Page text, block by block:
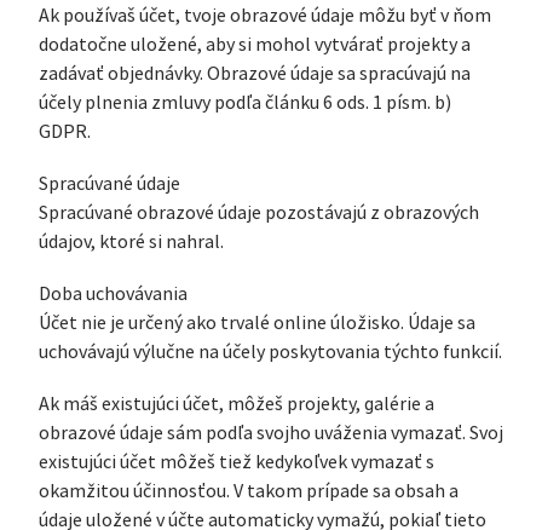
Ak používaš účet, tvoje obrazové údaje môžu byť v ňom
dodatočne uložené, aby si mohol vytvárať projekty a
zadávať objednávky. Obrazové údaje sa spracúvajú na
účely plnenia zmluvy podľa článku 6 ods. 1 písm. b)
GDPR.
Spracúvané údaje
Spracúvané obrazové údaje pozostávajú z obrazových
údajov, ktoré si nahral.
Doba uchovávania
Účet nie je určený ako trvalé online úložisko. Údaje sa
uchovávajú výlučne na účely poskytovania týchto funkcií.
Ak máš existujúci účet, môžeš projekty, galérie a
obrazové údaje sám podľa svojho uváženia vymazať. Svoj
existujúci účet môžeš tiež kedykoľvek vymazať s
okamžitou účinnosťou. V takom prípade sa obsah a
údaje uložené v účte automaticky vymažú, pokiaľ tieto